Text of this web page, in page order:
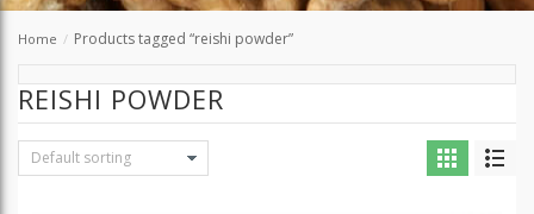
Home / Products tagged “reishi powder”
REISHI POWDER